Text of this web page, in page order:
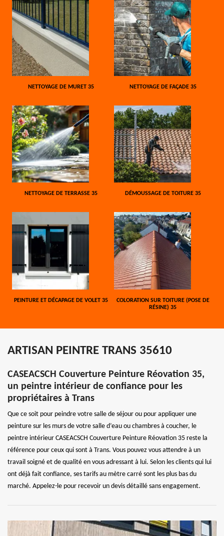
NETTOYAGE DE MURET 35 NETTOYAGE DE FAÇADE 35
NETTOYAGE DE TERRASSE 35 DÉMOUSSAGE DE TOITURE 35
PEINTURE ET DÉCAPAGE DE VOLET 35
COLORATION SUR TOITURE (POSE DE
RÉSINE) 35
ARTISAN PEINTRE TRANS 35610
CASEACSCH Couverture Peinture Réovation 35,
un peintre intérieur de confiance pour les
propriétaires à Trans
Que ce soit pour peindre votre salle de séjour ou pour appliquer une
peinture sur les murs de votre salle d’eau ou chambres à coucher, le
peintre intérieur CASEACSCH Couverture Peinture Réovation 35 reste la
référence pour ceux qui sont à Trans. Vous pouvez vous attendre à un
travail soigné et de qualité en vous adressant à lui. Selon les clients qui lui
ont déjà fait confiance, ses tarifs au mètre carré sont les plus bas du
marché. Appelez-le pour recevoir un devis détaillé sans engagement.